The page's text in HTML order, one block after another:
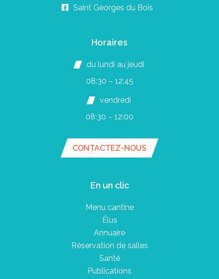
Saint Georges du Bois
Horaires
du lundi au jeudi
08:30 – 12:45
vendredi
08:30 – 12:00
CONTACTEZ-NOUS
En un clic
Menu cantine
Élus
Annuaire
Réservation de salles
Santé
Publications